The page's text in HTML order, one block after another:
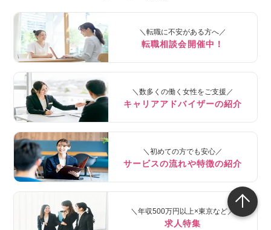
＼転職に不安がある方へ／
転職相談会開催中！
＼数多くの働く女性をご支援／
キャリアアドバイザーの紹介
＼初めての方でも安心／
サービスの流れや特徴の紹介
＼年収500万円以上×東京など／
求人特集